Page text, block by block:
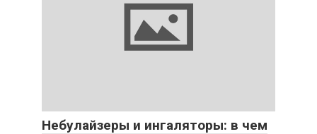
Небулайзеры и ингаляторы: в чем